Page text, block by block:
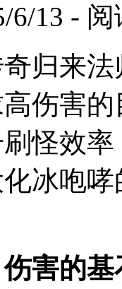
6/13 -
归来
伤害
怪效
冰咆
害的基